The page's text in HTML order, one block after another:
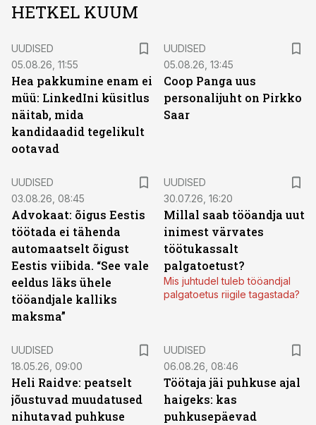
HETKEL KUUM
UUDISED
05.08.26, 11:55
Hea pakkumine enam ei
müü: LinkedIni küsitlus
näitab, mida
kandidaadid tegelikult
ootavad
UUDISED
05.08.26, 13:45
Coop Panga uus
personalijuht on Pirkko
Saar
UUDISED
03.08.26, 08:45
Advokaat: õigus Eestis
töötada ei tähenda
automaatselt õigust
Eestis viibida. “See vale
eeldus läks ühele
tööandjale kalliks
maksma”
UUDISED
30.07.26, 16:20
Millal saab tööandja uut
inimest värvates
töötukassalt
palgatoetust?
Mis juhtudel tuleb tööandjal
palgatoetus riigile tagastada?
UUDISED
18.05.26, 09:00
Heli Raidve: peatselt
jõustuvad muudatused
nihutavad puhkuse
UUDISED
06.08.26, 08:46
Töötaja jäi puhkuse ajal
haigeks: kas
puhkusepäevad